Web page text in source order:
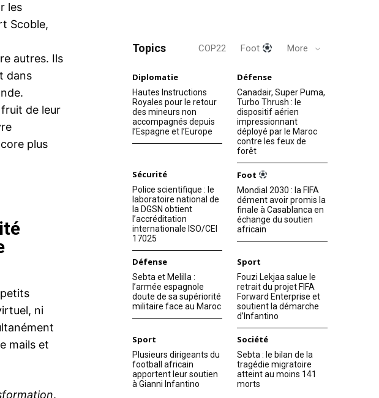
les
Scoble,
autres. Ils
dans
de leur
plus
ni
mails et
.
Topics COP22 Foot More
Diplomatie
Hautes Instructions
Royales pour le retour
des mineurs non
accompagnés depuis
l’Espagne et l’Europe
Défense
Canadair, Super Puma,
Turbo Thrush : le
dispositif aérien
impressionnant
déployé par le Maroc
contre les feux de
forêt
Sécurité
Police scientifique : le
laboratoire national de
la DGSN obtient
l’accréditation
internationale ISO/CEI
17025
Foot
Mondial 2030 : la FIFA
dément avoir promis la
finale à Casablanca en
échange du soutien
africain
Défense
Sebta et Melilla :
l’armée espagnole
doute de sa supériorité
militaire face au Maroc
Sport
Fouzi Lekjaa salue le
retrait du projet FIFA
Forward Enterprise et
soutient la démarche
d’Infantino
Sport
Plusieurs dirigeants du
football africain
apportent leur soutien
à Gianni Infantino
Société
Sebta : le bilan de la
tragédie migratoire
atteint au moins 141
morts